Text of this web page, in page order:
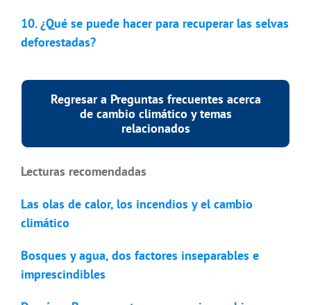
10. ¿Qué se puede hacer para recuperar las selvas
deforestadas?
Regresar a Preguntas frecuentes acerca
de cambio climático y temas
relacionados
Lecturas recomendadas
Las olas de calor, los incendios y el cambio
climático
Bosques y agua, dos factores inseparables e
imprescindibles